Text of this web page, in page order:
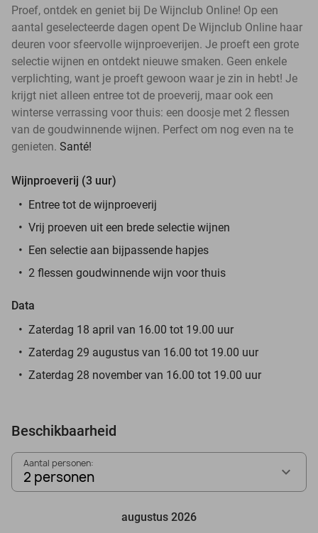
Proef, ontdek en geniet bij De Wijnclub Online! Op een
aantal geselecteerde dagen opent De Wijnclub Online haar
deuren voor sfeervolle wijnproeverijen. Je proeft een grote
selectie wijnen en ontdekt nieuwe smaken. Geen enkele
verplichting, want je proeft gewoon waar je zin in hebt! Je
krijgt niet alleen entree tot de proeverij, maar ook een
winterse verrassing voor thuis: een doosje met 2 flessen
van de goudwinnende wijnen. Perfect om nog even na te
genieten. Santé!
Wijnproeverij (3 uur)
Entree tot de wijnproeverij
Vrij proeven uit een brede selectie wijnen
Een selectie aan bijpassende hapjes
2 flessen goudwinnende wijn voor thuis
Data
Zaterdag 18 april van 16.00 tot 19.00 uur
Zaterdag 29 augustus van 16.00 tot 19.00 uur
Zaterdag 28 november van 16.00 tot 19.00 uur
Beschikbaarheid
Aantal personen:
2 personen
augustus 2026